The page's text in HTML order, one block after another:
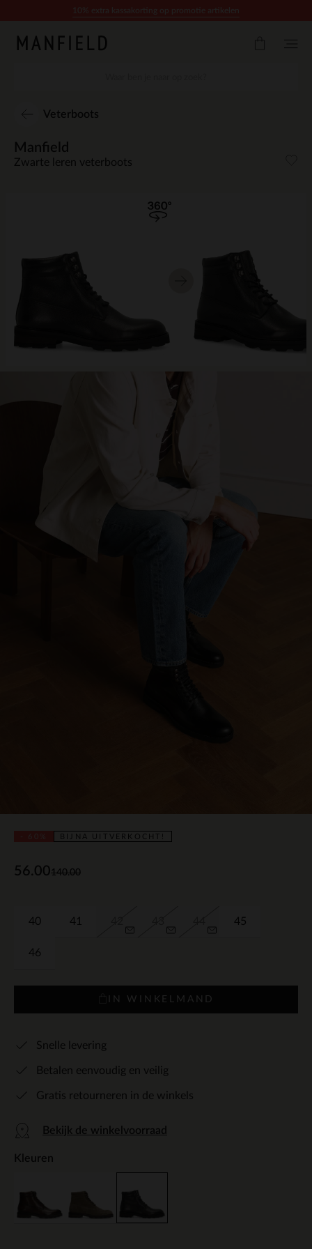
Veterboots
BIJNA UITVERKOCHT!
Manfield
Zwarte leren veterboots
140.00
56.00
40 41 45
46
IN WINKELMAND
Snelle levering
Betalen eenvoudig en veilig
Gratis retourneren in de winkels
Bekijk de winkelvoorraad
Kleuren